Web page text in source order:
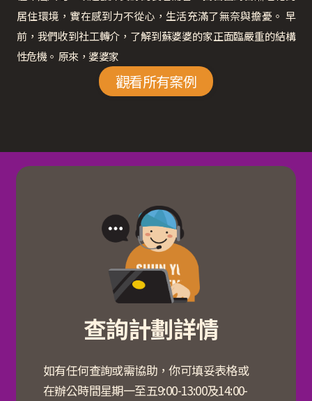
居住環境，實在感到力不從心，生活充滿了無奈與擔憂。 早
前，我們收到社工轉介，了解到蘇婆婆的家正面臨嚴重的結構
性危機。 原來，婆婆家
觀看所有案例
查詢計劃詳情
如有任何查詢或需協助，你可填妥表格或
在辦公時間星期一至五9:00-13:00及14:00-